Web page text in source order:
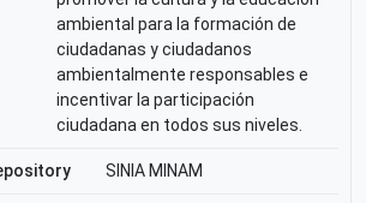
ambiental para la formación de
ciudadanas y ciudadanos
ambientalmente responsables e
incentivar la participación
ciudadana en todos sus niveles.
SINIA MINAM